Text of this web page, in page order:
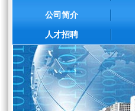
公司简介
人才招聘